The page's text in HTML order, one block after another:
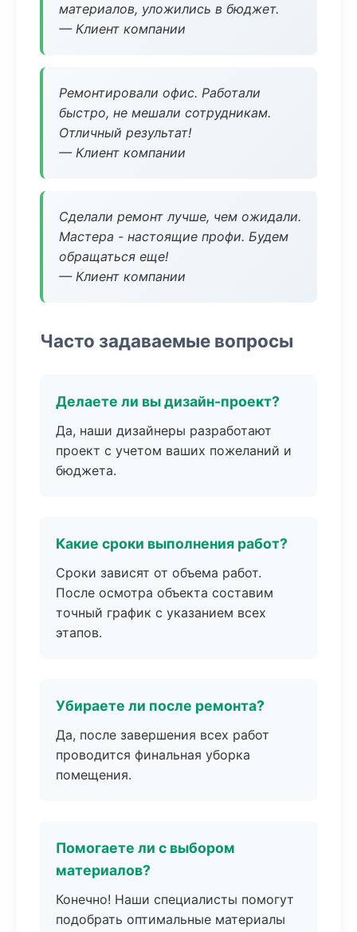
материалов, уложились в бюджет.
— Клиент компании
Ремонтировали офис. Работали
быстро, не мешали сотрудникам.
Отличный результат!
— Клиент компании
Сделали ремонт лучше, чем ожидали.
Мастера - настоящие профи. Будем
обращаться еще!
— Клиент компании
Часто задаваемые вопросы
Делаете ли вы дизайн-проект?
Да, наши дизайнеры разработают
проект с учетом ваших пожеланий и
бюджета.
Какие сроки выполнения работ?
Сроки зависят от объема работ.
После осмотра объекта составим
точный график с указанием всех
этапов.
Убираете ли после ремонта?
Да, после завершения всех работ
проводится финальная уборка
помещения.
Помогаете ли с выбором
материалов?
Конечно! Наши специалисты помогут
подобрать оптимальные материалы